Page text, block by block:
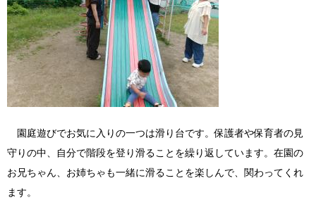
園庭遊びでお気に入りの一つは滑り台です。保護者や保育者の見
守りの中、自分で階段を登り滑ることを繰り返しています。在園の
お兄ちゃん、お姉ちゃも一緒に滑ることを楽しんで、関わってくれ
ます。